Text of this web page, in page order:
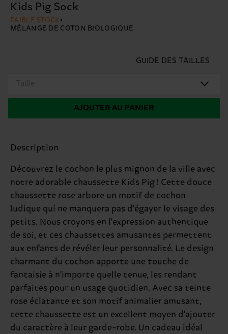
Kids Pig Sock
FAIBLE STOCK
MÉLANGE DE COTON BIOLOGIQUE
GUIDE DES TAILLES
Taille
AJOUTER AU PANIER
Description
Découvrez le cochon le plus mignon de la ville avec
notre adorable chaussette Kids Pig ! Cette douce
chaussette rose arbore un motif de cochon
ludique qui ne manquera pas d'égayer le visage des
petits. Nous croyons en l'expression authentique
de soi, et ces chaussettes amusantes permettent
aux enfants de révéler leur personnalité. Le design
charmant du cochon apporte une touche de
fantaisie à n'importe quelle tenue, les rendant
parfaites pour un usage quotidien. Avec sa teinte
rose éclatante et son motif animalier amusant,
cette chaussette est un excellent moyen d'ajouter
du caractère à leur garde-robe. Un cadeau idéal